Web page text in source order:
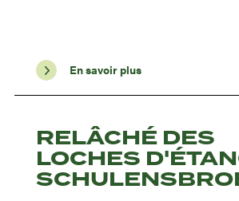
En savoir plus
RELÂCHÉ DES
LOCHES